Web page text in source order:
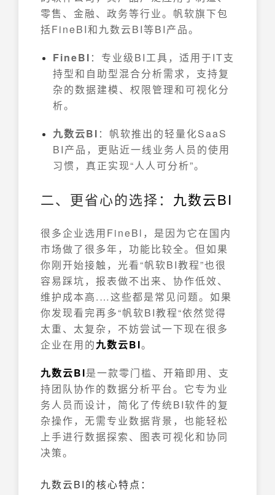
零售、金融、政务等行业。帆软旗下包
括FineBI和九数云BI等BI产品。
FineBI ：专业级BI工具，适用于IT支
持型和自助型混合分析需求，支持复
杂的数据建模、权限管理和可视化分
析。
九数云BI ：帆软推出的轻量化SaaS
BI产品，更贴近一线业务人员的使用
习惯，真正实现“人人可分析”。
二、更省心的选择： 九数云BI
很多企业选用FineBl，是因为它在国内
市场做了很多年，功能比较全。但如果
你刚开始接触，光看“帆软BI教程”也很
容易踩坑，报表做不出来、协作低效、
维护成本高.…这些都是常见问题。如果
你发现看完再多“帆软BI教程“依然觉得
太重、太复杂，不妨尝试一下现在很多
企业在用的九数云BI。
九数云BI是一款零门槛、开箱即用、支
持团队协作的数据分析平台。它专为业
务人员而设计，简化了传统BI软件的复
杂操作，无需专业数据背景，也能轻松
上手进行数据探索、图表可视化和协同
决策。
九数云BI的核心特点：